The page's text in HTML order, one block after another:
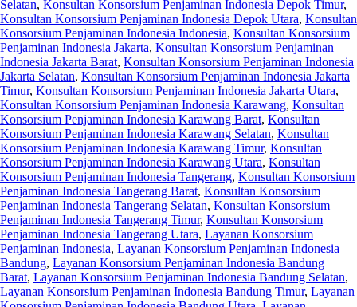
Selatan, Konsultan Konsorsium Penjaminan Indonesia Depok Timur,
Konsultan Konsorsium Penjaminan Indonesia Depok Utara, Konsultan
Konsorsium Penjaminan Indonesia Indonesia, Konsultan Konsorsium
Penjaminan Indonesia Jakarta, Konsultan Konsorsium Penjaminan
Indonesia Jakarta Barat, Konsultan Konsorsium Penjaminan Indonesia
Jakarta Selatan, Konsultan Konsorsium Penjaminan Indonesia Jakarta
Timur, Konsultan Konsorsium Penjaminan Indonesia Jakarta Utara,
Konsultan Konsorsium Penjaminan Indonesia Karawang, Konsultan
Konsorsium Penjaminan Indonesia Karawang Barat, Konsultan
Konsorsium Penjaminan Indonesia Karawang Selatan, Konsultan
Konsorsium Penjaminan Indonesia Karawang Timur, Konsultan
Konsorsium Penjaminan Indonesia Karawang Utara, Konsultan
Konsorsium Penjaminan Indonesia Tangerang, Konsultan Konsorsium
Penjaminan Indonesia Tangerang Barat, Konsultan Konsorsium
Penjaminan Indonesia Tangerang Selatan, Konsultan Konsorsium
Penjaminan Indonesia Tangerang Timur, Konsultan Konsorsium
Penjaminan Indonesia Tangerang Utara, Layanan Konsorsium
Penjaminan Indonesia, Layanan Konsorsium Penjaminan Indonesia
Bandung, Layanan Konsorsium Penjaminan Indonesia Bandung
Barat, Layanan Konsorsium Penjaminan Indonesia Bandung Selatan,
Layanan Konsorsium Penjaminan Indonesia Bandung Timur, Layanan